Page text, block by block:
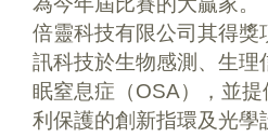
倍靈科技有限公司其得
訊科技於生物感測、生
眠窒息症（OSA），並
利保護的創新指環及光